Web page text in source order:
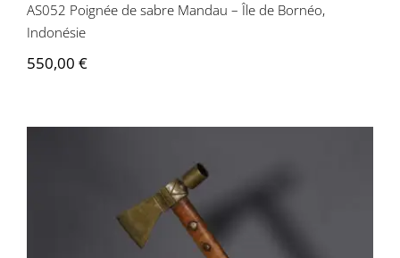
AS052 Poignée de sabre Mandau – Île de Bornéo,
Indonésie
550,00 €